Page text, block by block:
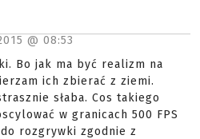
@ 08:53
Bo jak ma być realizm na
ich zbierać z ziemi.
słaba. Cos takiego
w granicach 500 FPS
rozgrywki zgodnie z